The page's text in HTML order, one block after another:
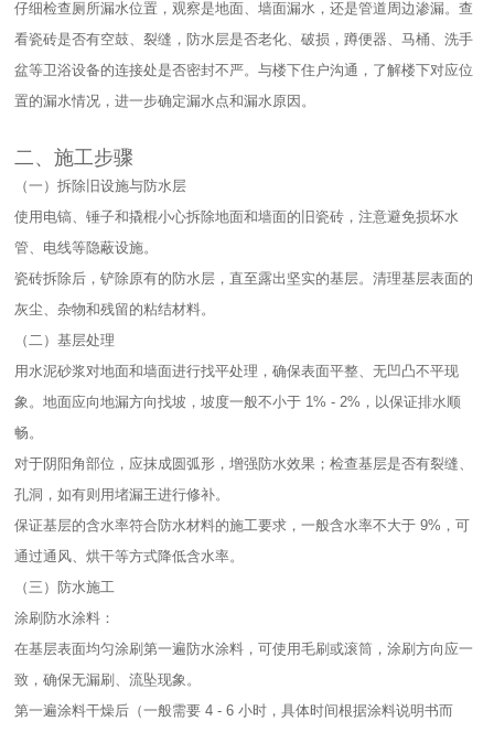
仔细检查厕所漏水位置，观察是地面、墙面漏水，还是管道周边渗漏。查
看瓷砖是否有空鼓、裂缝，防水层是否老化、破损，蹲便器、马桶、洗手
盆等卫浴设备的连接处是否密封不严。与楼下住户沟通，了解楼下对应位
置的漏水情况，进一步确定漏水点和漏水原因。​
二、施工步骤​
（一）拆除旧设施与防水层​
使用电镐、锤子和撬棍小心拆除地面和墙面的旧瓷砖，注意避免损坏水
管、电线等隐蔽设施。​
瓷砖拆除后，铲除原有的防水层，直至露出坚实的基层。清理基层表面的
灰尘、杂物和残留的粘结材料。​
（二）基层处理​
用水泥砂浆对地面和墙面进行找平处理，确保表面平整、无凹凸不平现
象。地面应向地漏方向找坡，坡度一般不小于 1% - 2%，以保证排水顺
畅。​
对于阴阳角部位，应抹成圆弧形，增强防水效果；检查基层是否有裂缝、
孔洞，如有则用堵漏王进行修补。​
保证基层的含水率符合防水材料的施工要求，一般含水率不大于 9%，可
通过通风、烘干等方式降低含水率。​
（三）防水施工​
涂刷防水涂料：​
在基层表面均匀涂刷第一遍防水涂料，可使用毛刷或滚筒，涂刷方向应一
致，确保无漏刷、流坠现象。​
第一遍涂料干燥后（一般需要 4 - 6 小时，具体时间根据涂料说明书而